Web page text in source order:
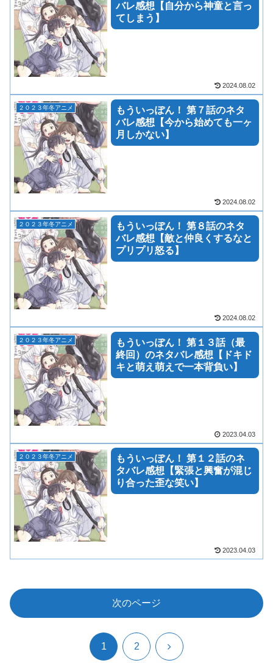
バレ感想【自分から神童と言っ
てしまう】
2024.08.02
２０２３年冬アニメ
もういっぽん！ 第７話のネタ
バレ感想【今から始めても一ヶ
月しかない】
2024.08.02
２０２３年冬アニメ
もういっぽん！ 第８話のネタ
バレ感想【敵と仲良くするなと
プリプリ怒る】
2024.08.02
２０２３年冬アニメ
もういっぽん！ 第１３話（最
終回）のネタバレ感想【ドキド
キと萌え萌えで一本背負い】
2023.04.03
２０２３年冬アニメ
もういっぽん！ 第１２話のネ
タバレ感想【緊張と興奮が混じ
り合った歪な笑い】
2023.04.03
次のページ
1 2 次